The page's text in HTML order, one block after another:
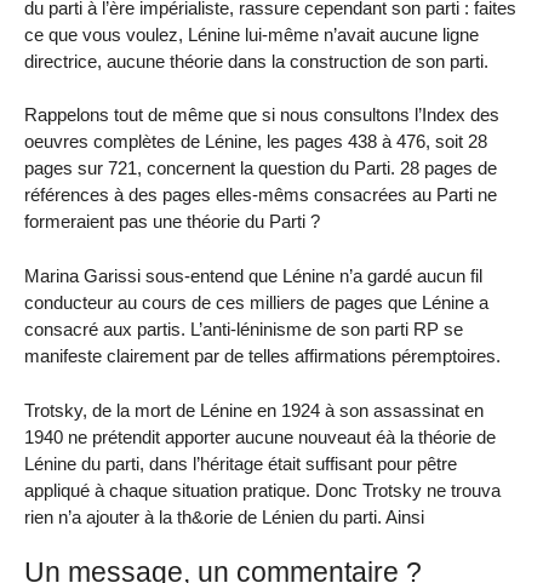
du parti à l’ère impérialiste, rassure cependant son parti : faites
ce que vous voulez, Lénine lui-même n’avait aucune ligne
directrice, aucune théorie dans la construction de son parti.
Rappelons tout de même que si nous consultons l’Index des
oeuvres complètes de Lénine, les pages 438 à 476, soit 28
pages sur 721, concernent la question du Parti. 28 pages de
références à des pages elles-mêms consacrées au Parti ne
formeraient pas une théorie du Parti ?
Marina Garissi sous-entend que Lénine n’a gardé aucun fil
conducteur au cours de ces milliers de pages que Lénine a
consacré aux partis. L’anti-léninisme de son parti RP se
manifeste clairement par de telles affirmations péremptoires.
Trotsky, de la mort de Lénine en 1924 à son assassinat en
1940 ne prétendit apporter aucune nouveaut éà la théorie de
Lénine du parti, dans l’héritage était suffisant pour pêtre
appliqué à chaque situation pratique. Donc Trotsky ne trouva
rien n’a ajouter à la th&orie de Lénien du parti. Ainsi
Un message, un commentaire ?